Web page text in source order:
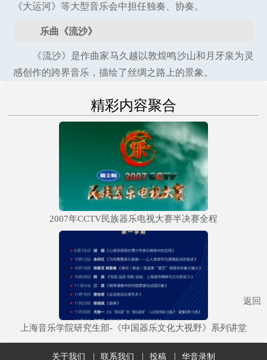
《大运河》等大型音乐会中担任独奏、协奏。
乐曲《流沙》
《流沙》是作曲家马久越以敦煌鸣沙山和月牙泉为灵
感创作的跨界音乐，描绘了丝绸之路上的景象。
精彩内容聚合
2007年CCTV民族器乐电视大赛半决赛全程
上海音乐学院研究生部-《中国器乐文化大视野》系列讲堂
关于我们 联系我们 投稿 华音录制
返回